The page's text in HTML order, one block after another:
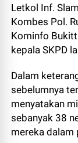
Letkol Inf.
Kombes Pol.
Kominfo
kepala SKPD
Dalam
sebelumnya
menyatakan
sebanyak 38
mereka dalam